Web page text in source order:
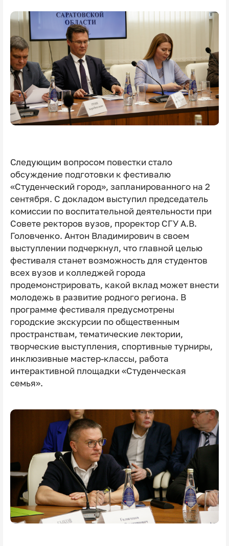
Следующим вопросом повестки стало
обсуждение подготовки к фестивалю
«Студенческий город», запланированного на 2
сентября. С докладом выступил председатель
комиссии по воспитательной деятельности при
Совете ректоров вузов, проректор СГУ А.В.
Головченко. Антон Владимирович в своем
выступлении подчеркнул, что главной целью
фестиваля станет возможность для студентов
всех вузов и колледжей города
продемонстрировать, какой вклад может внести
молодежь в развитие родного региона. В
программе фестиваля предусмотрены
городские экскурсии по общественным
пространствам, тематические лектории,
творческие выступления, спортивные турниры,
инклюзивные мастер-классы, работа
интерактивной площадки «Студенческая
семья».